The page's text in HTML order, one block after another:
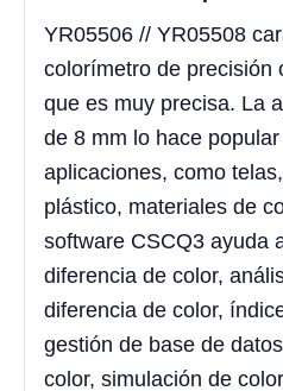
YR05506 // YR05508
colorímetro de precisión
que es muy precisa. La
de 8 mm lo hace
aplicaciones, como
plástico, materiales de
software CSCQ3 ayuda
diferencia de color,
diferencia de color,
gestión de base de
color, simulación de